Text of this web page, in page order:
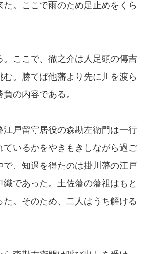
た。ここで雨のため足止めをくら
。ここで、徹之介は人足頭の傳吉
む。勝てば他藩より先に川を渡ら
の内容である。
江戸留守居役の森勘左衛門は一行
ているかをやきもきしながら過ご
で、知遇を得たのは掛川藩の江戸
織であった。土佐藩の藩祖はもと
た。そのため、二人はうち解ける